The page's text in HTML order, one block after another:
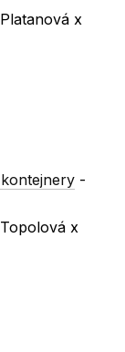
x
kontejnery -
x